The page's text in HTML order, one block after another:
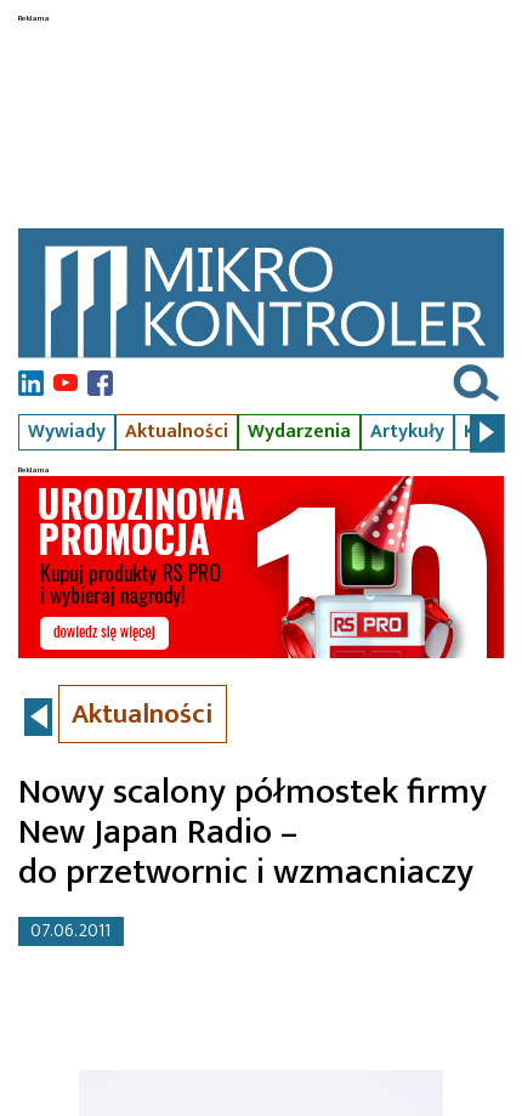
Wywiady Aktualności Wydarzenia Artykuły Kursy
Aktualności
Nowy scalony półmostek firmy
New Japan Radio –
do przetwornic i wzmacniaczy
07.06.2011